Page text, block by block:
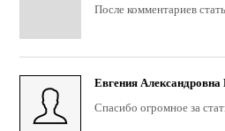
После комментариев
Евгения Александровна
Спасибо огромное за